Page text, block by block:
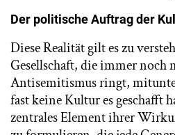
Der politische Auftrag der
Diese Realität gilt es zu
Gesellschaft, die immer noch
Antisemitismus ringt,
fast keine Kultur es geschafft
zentrales Element ihrer